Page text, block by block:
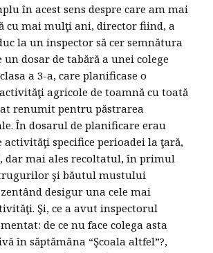
în acest sens despre care am mai
cu mai mulţi ani, director fiind, a
la un inspector să cer semnătura
un dosar de tabără a unei colege
a 3-a, care planificase o
agricole de toamnă cu toată
renumit pentru păstrarea
În dosarul de planificare erau
specifice perioadei la ţară,
dar mai ales recoltatul, în primul
şi băutul mustului
desigur una cele mai
Şi, ce a avut inspectorul
de ce nu face colega asta
în săptămâna “Şcoala altfel”?,